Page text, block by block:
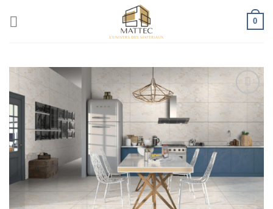
0
Ajouter
d’envies